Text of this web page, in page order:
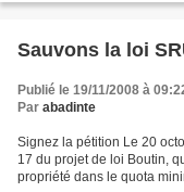
Sauvons la loi
Publié le 19/11/2008 à
Par abadinte
Signez la pétition Le 20
17 du projet de loi Boutin,
propriété dans le quota